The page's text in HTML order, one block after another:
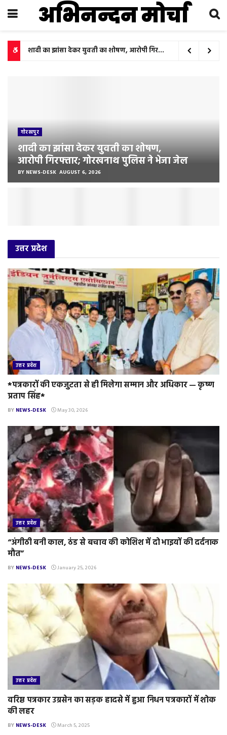
अभिनन्दन मोर्चा
शादी का झांसा देकर युवती का शोषण, आरोपी गिरफ्तार; गोरखनाथ पुलिस ने भेजा जेल
गोरखपुर
शादी का झांसा देकर युवती का शोषण,
आरोपी गिरफ्तार; गोरखनाथ पुलिस ने भेजा जेल
BY NEWS-DESK AUGUST 6, 2026
उत्तर प्रदेश
उत्तर प्रदेश
*पत्रकारों की एकजुटता से ही मिलेगा सम्मान और अधिकार — कृष्ण
प्रताप सिंह*
BY NEWS-DESK May 30, 2026
उत्तर प्रदेश
“अंगीठी बनी काल, ठंड से बचाव की कोशिश में दो भाइयों की दर्दनाक
मौत”
BY NEWS-DESK January 25, 2026
उत्तर प्रदेश
वरिष्ठ पत्रकार उग्रसेन का सड़क हादसे में हुआ निधन पत्रकारों में शोक
की लहर
BY NEWS-DESK
March 5, 2025